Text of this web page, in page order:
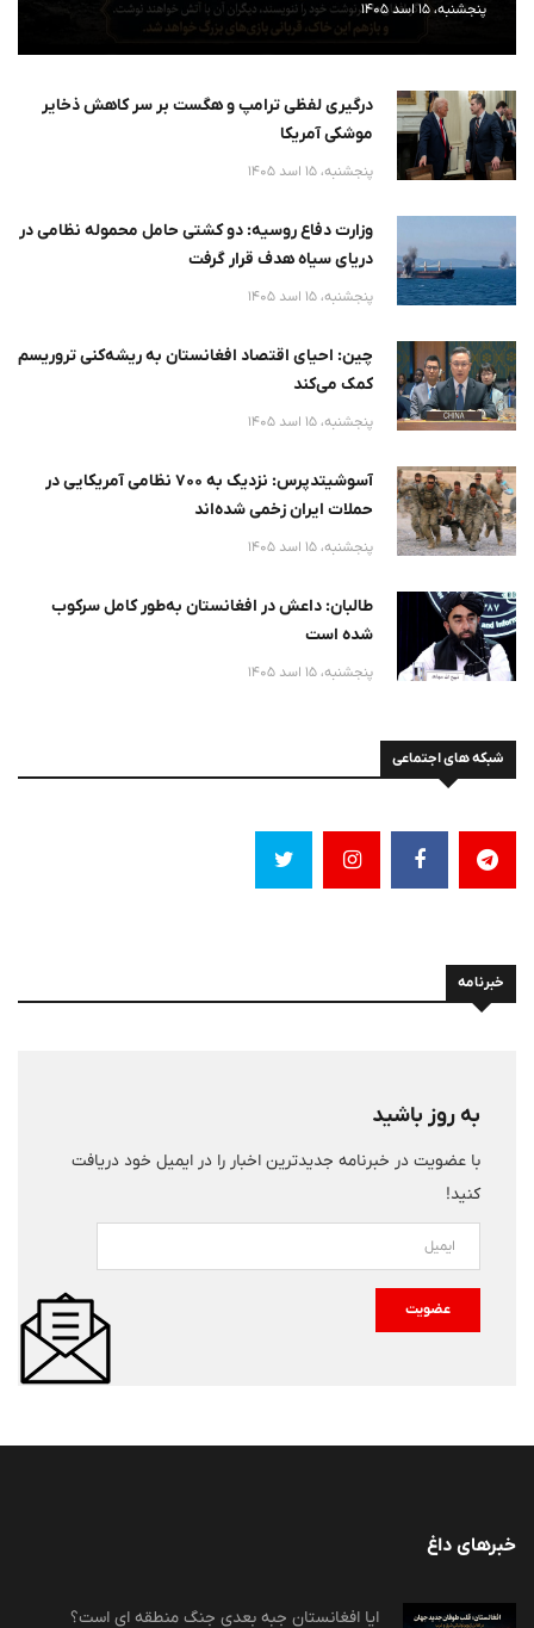
پنجشنبه، 15 اسد 1405
درگیری لفظی ترامپ و هگست بر سر کاهش ذخایر
موشکی آمریکا
پنجشنبه، 15 اسد 1405
وزارت دفاع روسیه: دو کشتی حامل محموله نظامی در
دریای سیاه هدف قرار گرفت
پنجشنبه، 15 اسد 1405
چین: احیای اقتصاد افغانستان به ریشه‌کنی تروریسم
کمک می‌کند
پنجشنبه، 15 اسد 1405
آسوشیتدپرس: نزدیک به ۷۰۰ نظامی آمریکایی در
حملات ایران زخمی شده‌اند
پنجشنبه، 15 اسد 1405
طالبان: داعش در افغانستان به‌طور کامل سرکوب
شده است
پنجشنبه، 15 اسد 1405
شبکه های اجتماعی
خبرنامه
به روز باشید
با عضویت در خبرنامه جدیدترین اخبار را در ایمیل خود دریافت
کنید!
عضویت
خبرهای داغ
ایا افغانستان جبه بعدی جنگ منطقه ای است؟